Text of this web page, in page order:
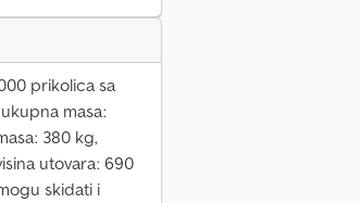
prikolica sa
masa:
380 kg,
utovara: 690
skidati i